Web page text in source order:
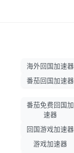
海外回国加速器
番茄回国加速器
番茄免费回国加
速器
回国游戏加速器
游戏加速器